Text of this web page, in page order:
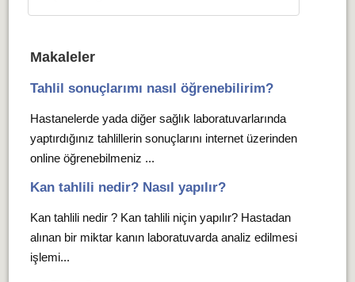
Makaleler
Tahlil sonuçlarımı nasıl öğrenebilirim?
Hastanelerde yada diğer sağlık laboratuvarlarında
yaptırdığınız tahlillerin sonuçlarını internet üzerinden
online öğrenebilmeniz ...
Kan tahlili nedir? Nasıl yapılır?
Kan tahlili nedir ? Kan tahlili niçin yapılır? Hastadan
alınan bir miktar kanın laboratuvarda analiz edilmesi
işlemi...